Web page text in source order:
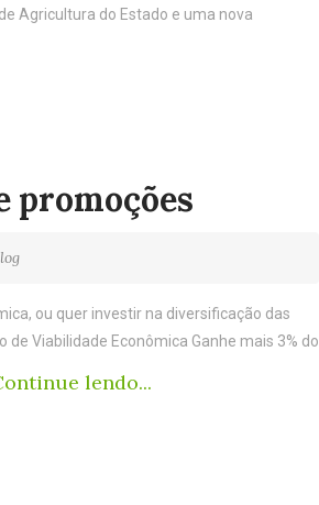
Agricultura do Estado e uma nova
promoções
ou quer investir na diversificação das
Viabilidade Econômica Ganhe mais 3% do
lendo...